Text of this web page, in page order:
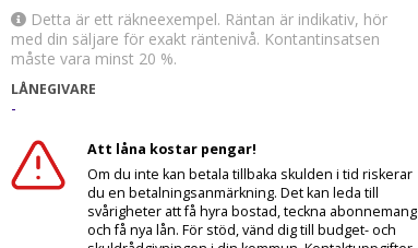
Detta är ett räkneexempel. Räntan är indikativ, hör
med din säljare för exakt räntenivå. Kontantinsatsen
måste vara minst 20 %.
LÅNEGIVARE
-
Att låna kostar pengar!
Om du inte kan betala tillbaka skulden i tid riskerar
du en betalningsanmärkning. Det kan leda till
svårigheter att få hyra bostad, teckna abonnemang
och få nya lån. För stöd, vänd dig till budget- och